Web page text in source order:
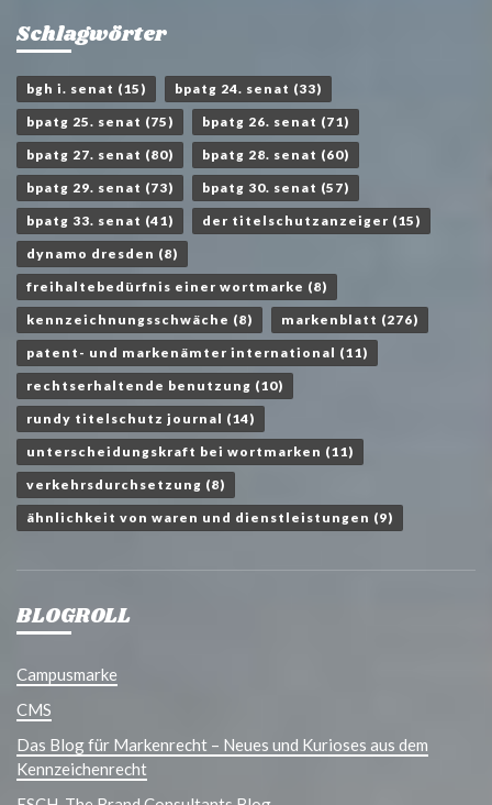
Schlagwörter
bgh i. senat (15) bpatg 24. senat (33)
bpatg 25. senat (75) bpatg 26. senat (71)
bpatg 27. senat (80) bpatg 28. senat (60)
bpatg 29. senat (73) bpatg 30. senat (57)
bpatg 33. senat (41) der titelschutzanzeiger (15)
dynamo dresden (8)
freihaltebedürfnis einer wortmarke (8)
kennzeichnungsschwäche (8) markenblatt (276)
patent- und markenämter international (11)
rechtserhaltende benutzung (10)
rundy titelschutz journal (14)
unterscheidungskraft bei wortmarken (11)
verkehrsdurchsetzung (8)
ähnlichkeit von waren und dienstleistungen (9)
BLOGROLL
Campusmarke
CMS
Das Blog für Markenrecht – Neues und Kurioses aus dem
Kennzeichenrecht